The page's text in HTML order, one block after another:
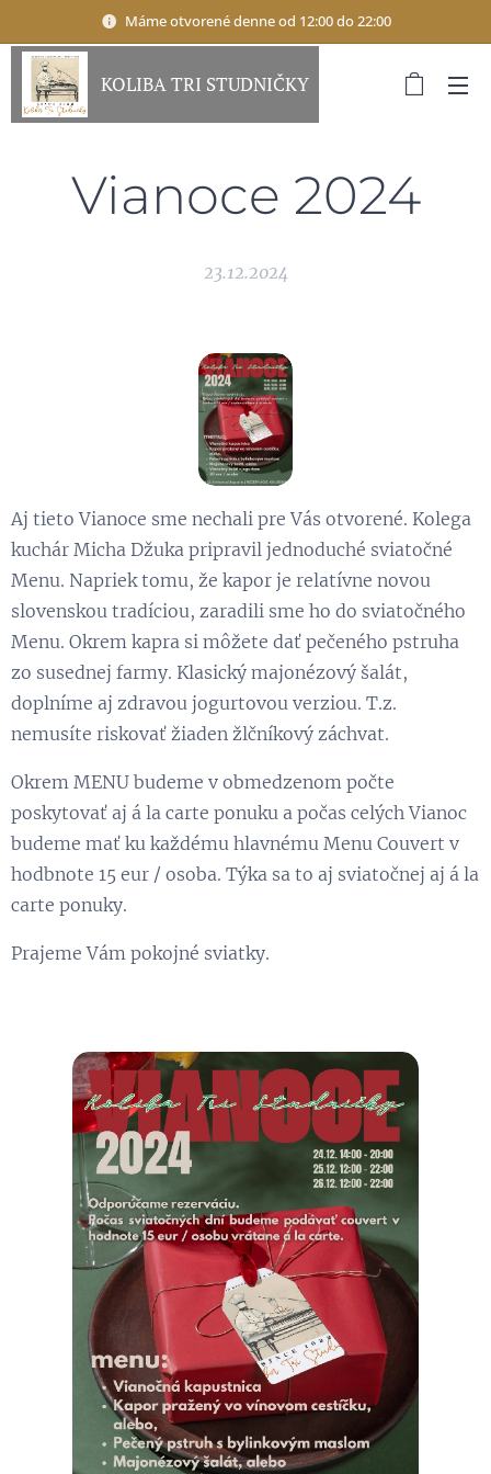
Máme otvorené denne od 12:00 do 22:00
KOLIBA TRI STUDNIČKY
Vianoce 2024
23.12.2024
Aj tieto Vianoce sme nechali pre Vás otvorené. Kolega
kuchár Micha Džuka pripravil jednoduché sviatočné
Menu. Napriek tomu, že kapor je relatívne novou
slovenskou tradíciou, zaradili sme ho do sviatočného
Menu. Okrem kapra si môžete dať pečeného pstruha
zo susednej farmy. Klasický majonézový šalát,
doplníme aj zdravou jogurtovou verziou. T.z.
nemusíte riskovať žiaden žlčníkový záchvat.
Okrem MENU budeme v obmedzenom počte
poskytovať aj á la carte ponuku a počas celých Vianoc
budeme mať ku každému hlavnému Menu Couvert v
hodbnote 15 eur / osoba. Týka sa to aj sviatočnej aj á la
carte ponuky.
Prajeme Vám pokojné sviatky.